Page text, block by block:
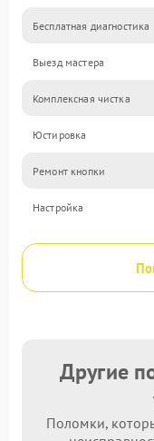
Бесплатная диагностика
Выезд мастера
Комплексная чистка
Юстировка
Ремонт кнопки
Настройка
Другие
Поломки,